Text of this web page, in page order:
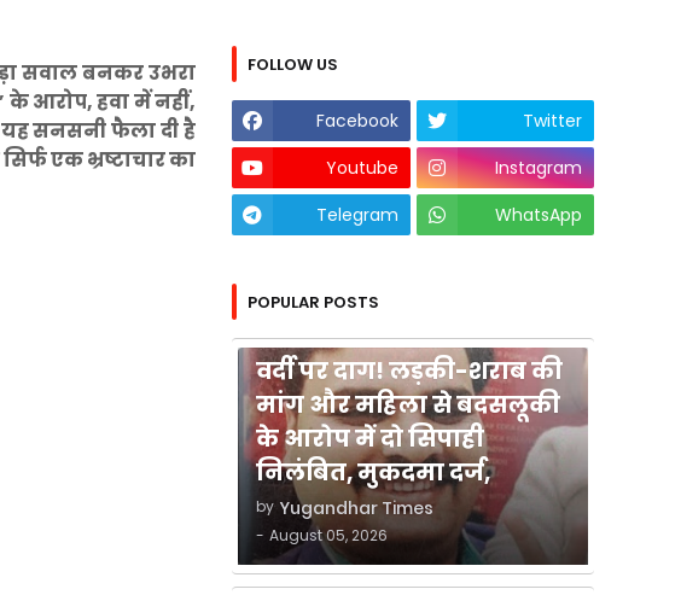
सवाल बनकर उभरा
के आरोप, हवा में नहीं,
यह सनसनी फैला दी है
एक भ्रष्टाचार का
FOLLOW US
Facebook
Twitter
Youtube
Instagram
Telegram
WhatsApp
POPULAR POSTS
वर्दी पर दाग! लड़की-शराब की
मांग और महिला से बदसलूकी
के आरोप में दो सिपाही
निलंबित, मुकदमा दर्ज,
by Yugandhar Times
- August 05, 2026